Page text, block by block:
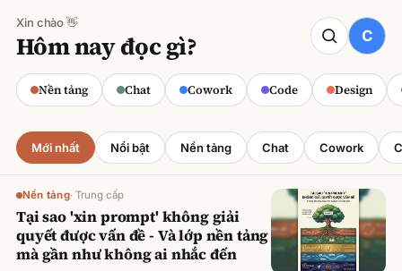
Xin chào 👋
Hôm nay đọc gì?
Nền tảng Chat Cowork Code Design
CODE
Claude cho Sales: Dự báo doanh số
chính xác
Minh Tuấn ·800 lượt xem
Mới nhất Nổi bật Nền tảng Chat Cowork
Nền tảng· Trung cấp
Tại sao 'xin prompt' không giải
quyết được vấn đề - Và lớp nền tảng
mà gần như không ai nhắc đến